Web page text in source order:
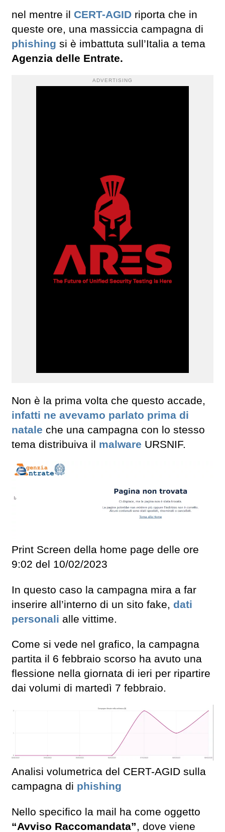
nel mentre il CERT-AGID riporta che in
queste ore, una massiccia campagna di
phishing si è imbattuta sull’Italia a tema
Agenzia delle Entrate.
ADVERTISING
Non è la prima volta che questo accade,
infatti ne avevamo parlato prima di
natale che una campagna con lo stesso
tema distribuiva il malware URSNIF.
Print Screen della home page delle ore
9:02 del 10/02/2023
In questo caso la campagna mira a far
inserire all’interno di un sito fake, dati
personali alle vittime.
Come si vede nel grafico, la campagna
partita il 6 febbraio scorso ha avuto una
flessione nella giornata di ieri per ripartire
dai volumi di martedì 7 febbraio.
Analisi volumetrica del CERT-AGID sulla
campagna di phishing
Nello specifico la mail ha come oggetto
“Avviso Raccomandata”, dove viene